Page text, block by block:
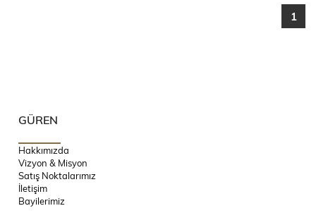
1
GÜREN
Hakkımızda
Vizyon & Misyon
Satış Noktalarımız
İletişim
Bayilerimiz